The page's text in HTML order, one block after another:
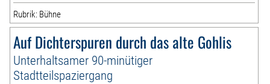
Rubrik: Bühne
Auf Dichterspuren durch das alte Gohlis
Unterhaltsamer 90-minütiger
Stadtteilspaziergang